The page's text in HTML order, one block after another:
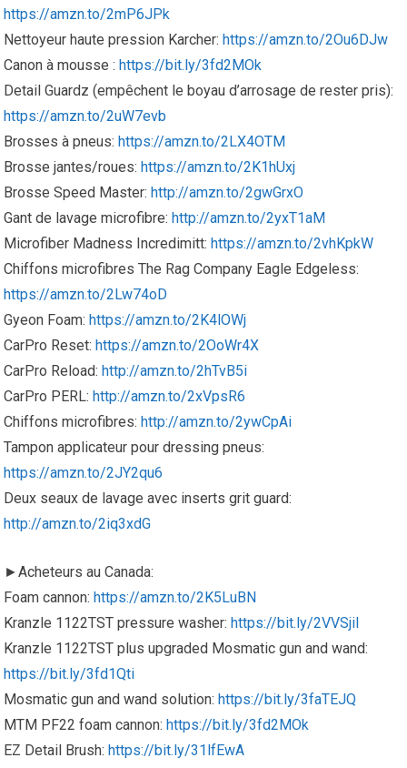
https://amzn.to/2mP6JPk
Nettoyeur haute pression Karcher:https://amzn.to/2Ou6DJw
Canon à mousse :https://bit.ly/3fd2MOk
Detail Guardz (empêchent le boyau d’arrosage de rester pris):
https://amzn.to/2uW7evb
Brosses à pneus:https://amzn.to/2LX4OTM
Brosse jantes/roues:https://amzn.to/2K1hUxj
Brosse Speed Master:http://amzn.to/2gwGrxO
Gant de lavage microfibre:http://amzn.to/2yxT1aM
Microfiber Madness Incredimitt:https://amzn.to/2vhKpkW
Chiffons microfibres The Rag Company Eagle Edgeless:
https://amzn.to/2Lw74oD
Gyeon Foam:https://amzn.to/2K4lOWj
CarPro Reset:https://amzn.to/2OoWr4X
CarPro Reload:http://amzn.to/2hTvB5i
CarPro PERL:http://amzn.to/2xVpsR6
Chiffons microfibres:http://amzn.to/2ywCpAi
Tampon applicateur pour dressing pneus:
https://amzn.to/2JY2qu6
Deux seaux de lavage avec inserts grit guard:
http://amzn.to/2iq3xdG
►Acheteurs au Canada:
Foam cannon:https://amzn.to/2K5LuBN
Kranzle 1122TST pressure washer:https://bit.ly/2VVSjiI
Kranzle 1122TST plus upgraded Mosmatic gun and wand:
https://bit.ly/3fd1Qti
Mosmatic gun and wand solution:https://bit.ly/3faTEJQ
MTM PF22 foam cannon:https://bit.ly/3fd2MOk
EZ Detail Brush:https://bit.ly/31lfEwA